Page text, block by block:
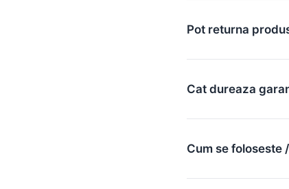
Pot returna
Cat dureaza
Cum se foloseste